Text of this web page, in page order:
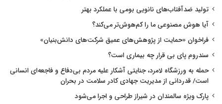
تولید ضدآفتاب‌های نانویی بومی با عملکرد بهتر
آیا هوش مصنوعی ما را کم‌هوش‌تر می‌کند؟
فراخوان «حمایت از پژوهش‌های عمیق شرکت‌های دانش‌بنیان»
سندروم پای بی قرار چه بیماری است؟
حمله به ورزشگاه لامرد، جنایتی آشکار علیه مردم بی‌دفاع و فاجعه‌ای انسانی
است/ قدردانی از مدیریت جهادی کادر سلامت در بحران
پارک ویژه سالمندان در شیراز طراحی و اجرا می‌شود